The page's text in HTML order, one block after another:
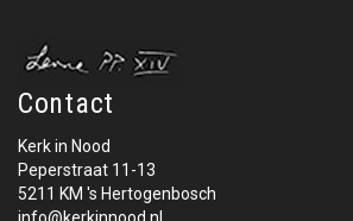
Contact
Kerk in Nood
Peperstraat 11-13
5211 KM 's Hertogenbosch